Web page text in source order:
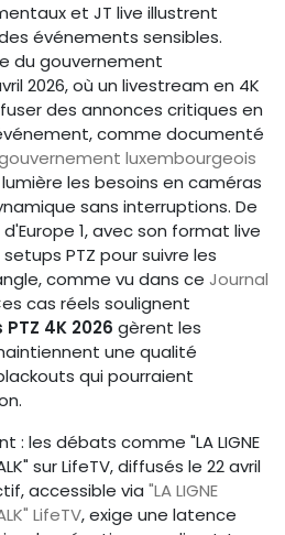
et JT live illustrent
événements sensibles.
du gouvernement
2026, où un livestream en 4K
des annonces critiques en
comme documenté
luxembourgeois
les besoins en caméras
sans interruptions. De
1, avec son format live
PTZ pour suivre les
comme vu dans ce Journal
cas réels soulignent
4K 2026 gèrent les
une qualité
qui pourraient
: les débats comme "LA LIGNE
sur LifeTV, diffusés le 22 avril
accessible via "LA LIGNE
LifeTV, exige une latence